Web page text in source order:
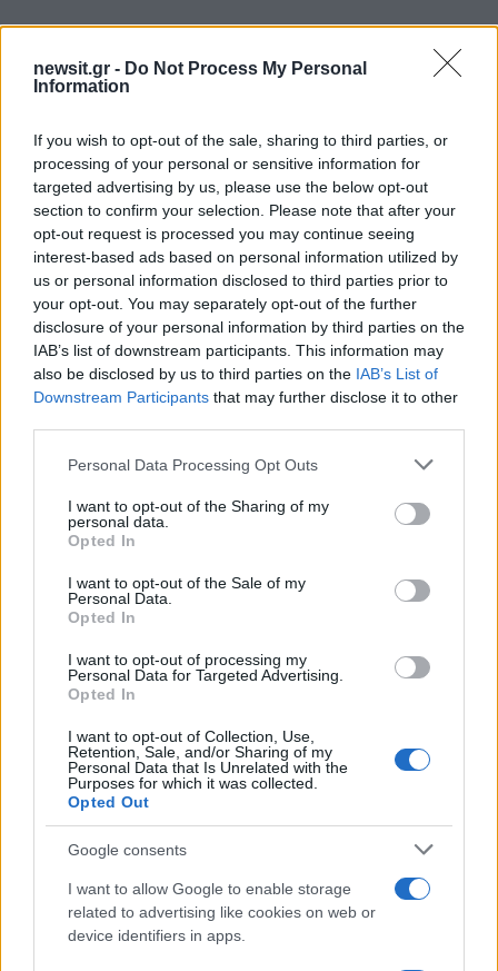
newsit.gr - Do Not Process My Personal
Information
If you wish to opt-out of the sale, sharing to third parties, or
processing of your personal or sensitive information for
targeted advertising by us, please use the below opt-out
section to confirm your selection. Please note that after your
opt-out request is processed you may continue seeing
interest-based ads based on personal information utilized by
us or personal information disclosed to third parties prior to
your opt-out. You may separately opt-out of the further
disclosure of your personal information by third parties on the
IAB’s list of downstream participants. This information may
also be disclosed by us to third parties on the IAB’s List of
Downstream Participants that may further disclose it to other
Please note that this website/app uses one or more Google
not limited to your visit or usage behaviour. You may click to
grant or deny consent to Google and its third-party tags to
use your data for below specified purposes in below Google
consent section.
Personal Data Processing Opt Outs
I want to opt-out of the Sharing of my
personal data.
Opted In
I want to opt-out of the Sale of my
Personal Data.
Opted In
I want to opt-out of processing my
Personal Data for Targeted Advertising.
Opted In
I want to opt-out of Collection, Use,
Retention, Sale, and/or Sharing of my
Personal Data that Is Unrelated with the
Purposes for which it was collected.
Opted Out
Google consents
I want to allow Google to enable storage
related to advertising like cookies on web or
device identifiers in apps.
Σχόλια
Σχολίασε εδώ
50 /50
2000 /2000
Υποβολή σχολίου
Αν τα χάσατε
Μήλος: Οι «γκρίζες ζώνες»
του νόμου για την
ελικοπτέρου στο
«Εκρηκτικό
σήμερα με ανέμους
στους 39°C - Την